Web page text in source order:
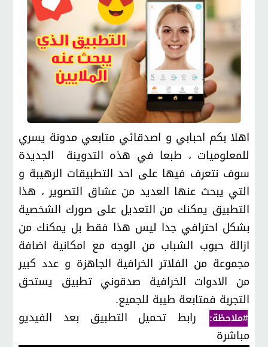
اهلا بكم احبابي و اصدقائي متابعي مدونة يسري
للمعلوميات ، طبعا في هذه التدوينة الجديدة
سوف نتعرف فيها على احد التطبيقات الرهيبة و
التي يبحث عنها العديد من عشاق التصوير ، هذا
التطبيق يمكنك من التعديل على صورك الشخصية
بشكل احترافي جدا ليس هذا فقط بل يمكنك من
ازالة حبوب الشباب من الوجه مع امكانية اضافة
مجموعة من الفلاتر الخرافية الجاهزة و عدد كبير
من الادوات الخرافية صدقوني تطبيق يستحق
التجربة فمتابعة طيبة للجميع.
#ملاحظة:
رابط تحميل التطبيق بعد الفيديو
مباشرة